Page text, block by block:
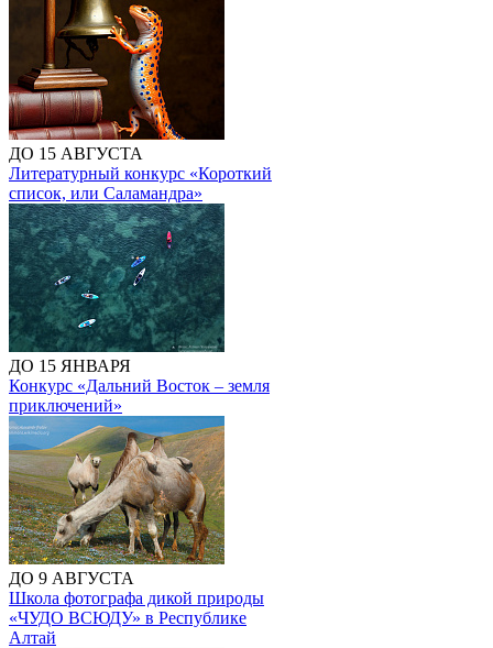
ДО 15 АВГУСТА
Литературный конкурс «Короткий
список, или Саламандра»
ДО 15 ЯНВАРЯ
Конкурс «Дальний Восток – земля
приключений»
ДО 9 АВГУСТА
Школа фотографа дикой природы
«ЧУДО ВСЮДУ» в Республике
Алтай